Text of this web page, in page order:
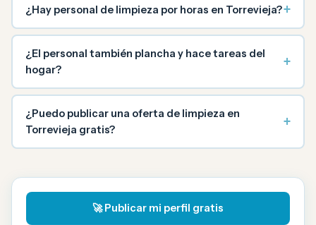
¿Hay personal de limpieza por horas en Torrevieja?+
¿El personal también plancha y hace tareas del
hogar?
+
¿Puedo publicar una oferta de limpieza en
Torrevieja gratis?
+
🚀 Publicar mi perfil gratis